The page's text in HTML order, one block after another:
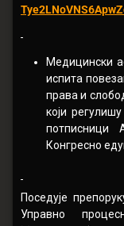
Медицински
испита
права и
који
потписници
Конгресно
Поседује
Управно